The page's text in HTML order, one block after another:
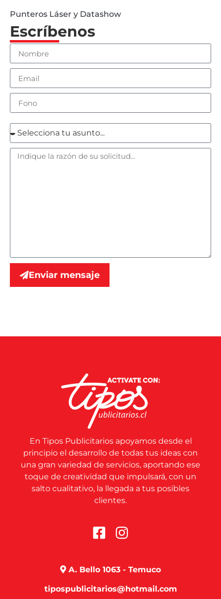
Punteros Láser y Datashow
Escríbenos
Enviar mensaje
En Tipos Publicitarios apoyamos desde el
principio el desarrollo de todas tus ideas con
una gran variedad de servicios, aportando ese
toque de creatividad que impulsará, con un
salto cualitativo, la llegada a tus posibles
clientes.
A. Bello 1063 - Temuco
tipospublicitarios@hotmail.com